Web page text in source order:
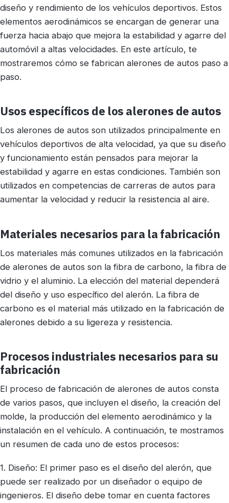
diseño y rendimiento de los vehículos deportivos. Estos
elementos aerodinámicos se encargan de generar una
fuerza hacia abajo que mejora la estabilidad y agarre del
automóvil a altas velocidades. En este artículo, te
mostraremos cómo se fabrican alerones de autos paso a
paso.
Usos específicos de los alerones de autos
Los alerones de autos son utilizados principalmente en
vehículos deportivos de alta velocidad, ya que su diseño
y funcionamiento están pensados para mejorar la
estabilidad y agarre en estas condiciones. También son
utilizados en competencias de carreras de autos para
aumentar la velocidad y reducir la resistencia al aire.
Materiales necesarios para la fabricación
Los materiales más comunes utilizados en la fabricación
de alerones de autos son la fibra de carbono, la fibra de
vidrio y el aluminio. La elección del material dependerá
del diseño y uso específico del alerón. La fibra de
carbono es el material más utilizado en la fabricación de
alerones debido a su ligereza y resistencia.
Procesos industriales necesarios para su
fabricación
El proceso de fabricación de alerones de autos consta
de varios pasos, que incluyen el diseño, la creación del
molde, la producción del elemento aerodinámico y la
instalación en el vehículo. A continuación, te mostramos
un resumen de cada uno de estos procesos:
1. Diseño: El primer paso es el diseño del alerón, que
puede ser realizado por un diseñador o equipo de
ingenieros. El diseño debe tomar en cuenta factores